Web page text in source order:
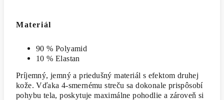
Materiál
90 % Polyamid
10 % Elastan
Príjemný, jemný a priedušný materiál s efektom druhej
kože. Vďaka 4-smernému streču sa dokonale prispôsobí
pohybu tela, poskytuje maximálne pohodlie a zároveň si